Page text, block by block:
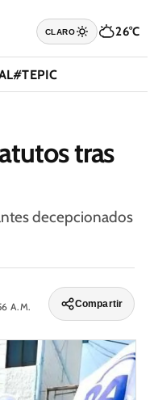
CLARO 26°C
#TEPIC
tras
decepcionados
A.M.
Compartir